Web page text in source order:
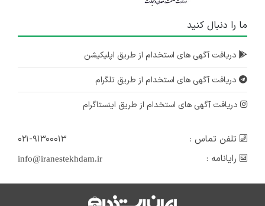
ما را دنبال کنید
دریافت آگهی های استخدام از طریق اپلیکیشن
دریافت آگهی های استخدام از طریق تلگرام
دریافت آگهی های استخدام از طریق اینستاگرام
تلفن تماس :
۰۲۱-۹۱۳۰۰۰۱۳
رایانامه :
info@iranestekhdam.ir